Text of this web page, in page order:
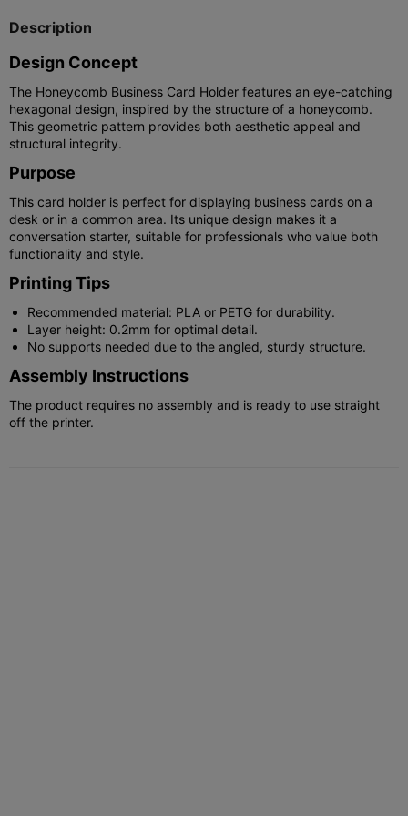
Description
Design Concept
The Honeycomb Business Card Holder features an eye-catching
hexagonal design, inspired by the structure of a honeycomb.
This geometric pattern provides both aesthetic appeal and
structural integrity.
Purpose
This card holder is perfect for displaying business cards on a
desk or in a common area. Its unique design makes it a
conversation starter, suitable for professionals who value both
functionality and style.
Printing Tips
Recommended material: PLA or PETG for durability.
Layer height: 0.2mm for optimal detail.
No supports needed due to the angled, sturdy structure.
Assembly Instructions
The product requires no assembly and is ready to use straight
off the printer.